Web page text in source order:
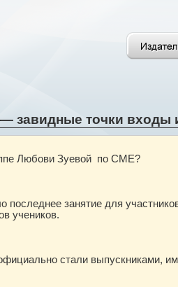
завидные точки входы
Любови Зуевой по CME?
последнее занятие для
учеников.
стали выпускниками,